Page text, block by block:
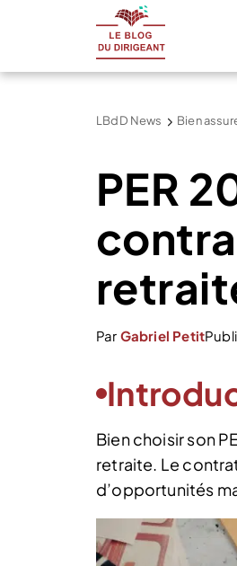
LBdD News Bien
PER
Par Gabriel Petit
Bien choisir son
retraite. Le
d’opportunités